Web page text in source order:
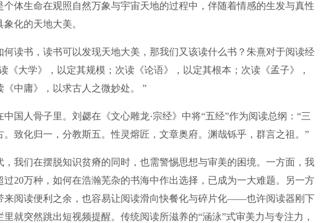
个体生命在观照自然万象与宇宙天地的过程中，伴随着情感的生发与真性
化的天地大美。
书，读书可以发现天地大美，那我们又该读什么书？朱熹对于阅读经
《大学》，以定其规模；次读《论语》，以定其根本；次读《孟子》，
《中庸》，以求古人之微妙处。 ”
人骨子里。刘勰在《文心雕龙·宗经》中将“五经”作为阅读总纲：“三
。致化归一，分教斯五。性灵熔匠，文章奥府。渊哉铄乎，群言之祖。”
们在摆脱知识贫瘠的同时，也需警惕思想与审美的困境。一方面，我
过20万种，如何在浩瀚芜杂的书海中作出选择，已成为一大难题。另一方
来阅读便利之余，也容易让阅读滑向快餐化与碎片化——也许阅读器刚下
就突然跳出短视频提醒。传统阅读所滋养的“涵泳”式审美力与专注力，